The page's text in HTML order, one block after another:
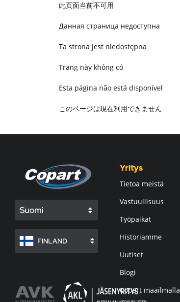
此页面当前不可用
Данная страница недоступна
Ta strona jest niedostępna
Trang này không có
Esta página não está disponível
このページは現在利用できません
Suomi
FINLAND
Yritys
Tietoa meistä
Vastuullisuus
Työpaikat
Historiamme
Uutiset
Blogi
Copart maailmalla